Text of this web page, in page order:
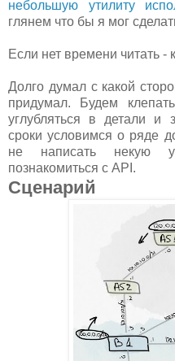
небольшую утилиту
глянем что бы я мог
Если нет времени читать -
Долго думал с какой
придумал. Будем
углубляться в детали и
сроки условимся о ряде
не написать некую
познакомиться с API.
Сценарий